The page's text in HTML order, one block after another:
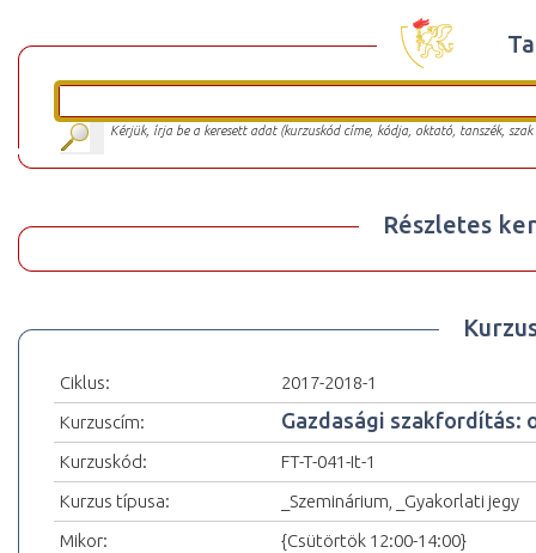
Kérjük, írja be a keresett adat (kurzuskód címe, kódja, oktató, tanszék,
Részletes
Ciklus:
2017-2018-1
Kurzuscím:
Gazdasági szakfordítás:
Kurzuskód:
FT-T-041-It-1
Kurzus típusa:
_Szeminárium, _Gyakorlati jegy
Mikor:
{Csütörtök 12:00-14:00}